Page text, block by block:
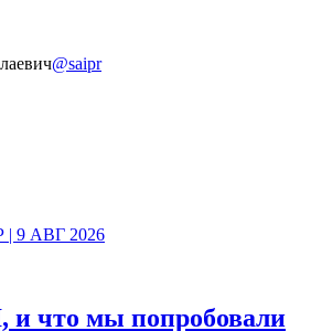
@saipr
АВГ 2026
и что мы попробовали